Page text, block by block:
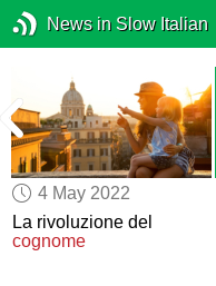
News in Slow Italian
4 May 2022
La rivoluzione del
cognome